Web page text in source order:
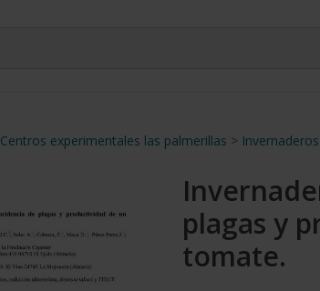
Centros experimentales las palmerillas >
plagas y
tomate.